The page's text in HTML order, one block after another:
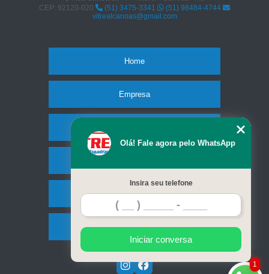
CEP: 92120-020
(51) 3475-3341
(51) 98484-4744
vitrealcanoas@gmail.com
Home
Empresa
Contato
Mapa do site
1
Olá! Fale agora pelo WhatsApp
Insira seu telefone
Iniciar conversa